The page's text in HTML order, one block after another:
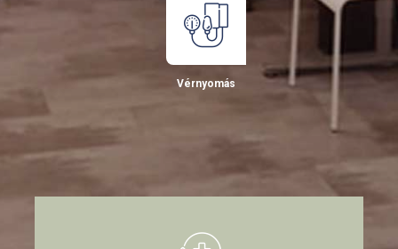
Vérnyomás